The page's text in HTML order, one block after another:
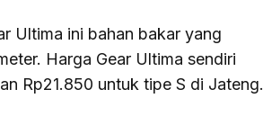
Ultima ini bahan bakar yang
Harga Gear Ultima sendiri
Rp21.850 untuk tipe S di Jateng.